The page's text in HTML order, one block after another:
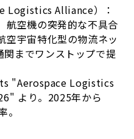
Logistics Alliance）：
航空機の突発的な不具合
空宇宙特化型の物流ネッ
関までワンストップで提
"Aerospace Logistics
より。2025年から